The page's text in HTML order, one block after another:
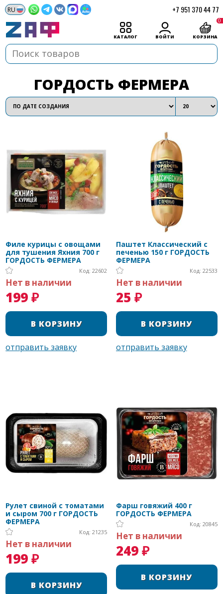
+7 951 370 44 77
КАТАЛОГ ВОЙТИ КОРЗИНА
0
ГОРДОСТЬ ФЕРМЕРА
Филе курицы с овощами
для тушения Яхния 700 г
ГОРДОСТЬ ФЕРМЕРА
Код: 22602
Нет в наличии
199 ₽
Паштет Классический с
печенью 150 г ГОРДОСТЬ
ФЕРМЕРА
Код: 22533
Нет в наличии
25 ₽
Рулет свиной с томатами
и сыром 700 г ГОРДОСТЬ
ФЕРМЕРА
Код: 21235
Нет в наличии
199 ₽
Фарш говяжий 400 г
ГОРДОСТЬ ФЕРМЕРА
Код: 20845
Нет в наличии
249 ₽